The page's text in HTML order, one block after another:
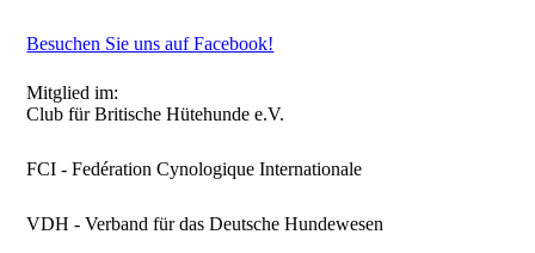
Besuchen Sie uns auf Facebook!
Mitglied im:
Club für Britische Hütehunde e.V.
FCI - Fedération Cynologique Internationale
VDH - Verband für das Deutsche Hundewesen